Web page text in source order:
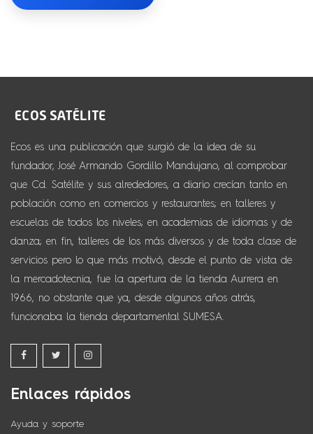
Ecos es una publicación que surgió de la idea de su
fundador, José Armando Gordillo Mandujano, al comprobar
que Cd. Satélite y sus alrededores, a diario crecían tanto en
población como en comercios y restaurantes; en talleres y
escuelas de todos los niveles; en academias de idiomas y de
danza; en fin, talleres de los más diversos y de toda clase de
servicios pero lo que más motivó, desde el punto de vista de
la mercadotecnia, fue la apertura de la tienda Aurrera en
1966, no obstante que ya, desde algunos años atrás,
funcionaba la tienda departamental SUMESA.
Enlaces rápidos
Ayuda y soporte